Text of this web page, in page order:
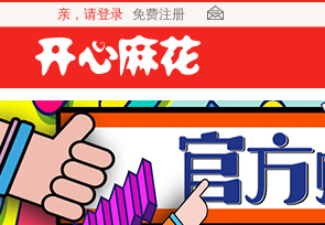
亲，请登录 免费注册